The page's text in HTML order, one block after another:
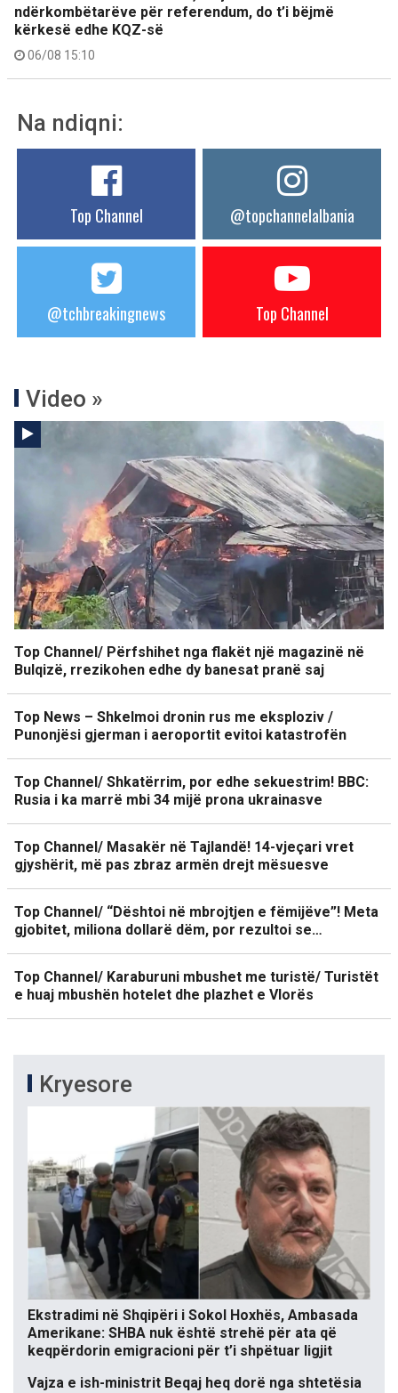
ndërkombëtarëve për referendum, do t’i bëjmë
kërkesë edhe KQZ-së
06/08 15:10
Na ndiqni:
Top Channel @topchannelalbania
@tchbreakingnews Top Channel
Video »
Top Channel/ Përfshihet nga flakët një magazinë në
Bulqizë, rrezikohen edhe dy banesat pranë saj
Top News – Shkelmoi dronin rus me eksploziv /
Punonjësi gjerman i aeroportit evitoi katastrofën
Top Channel/ Shkatërrim, por edhe sekuestrim! BBC:
Rusia i ka marrë mbi 34 mijë prona ukrainasve
Top Channel/ Masakër në Tajlandë! 14-vjeçari vret
gjyshërit, më pas zbraz armën drejt mësuesve
Top Channel/ “Dështoi në mbrojtjen e fëmijëve”! Meta
gjobitet, miliona dollarë dëm, por rezultoi se…
Top Channel/ Karaburuni mbushet me turistë/ Turistët
e huaj mbushën hotelet dhe plazhet e Vlorës
Kryesore
Ekstradimi në Shqipëri i Sokol Hoxhës, Ambasada
Amerikane: SHBA nuk është strehë për ata që
keqpërdorin emigracioni për t’i shpëtuar ligjit
Vajza e ish-ministrit Beqaj heq dorë nga shtetësia